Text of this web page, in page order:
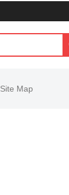
Site Map